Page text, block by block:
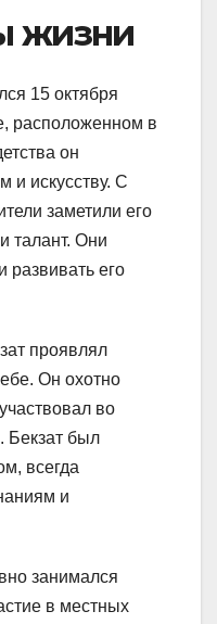
жизни
15 октября
расположенном в
он
и искусству. С
заметили его
талант. Они
развивать его
проявлял
Он охотно
во
Бекзат был
всегда
и
занимался
в местных